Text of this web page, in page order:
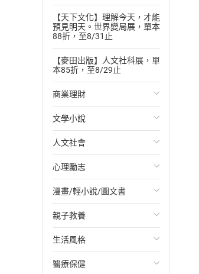
【天下文化】理解今天，才能
預見明天。世界變局展，單本
88折，至8/31止
【麥田出版】人文社科展，單
本85折，至8/29止
商業理財
投資理財
經濟/趨勢
財務/金融
管理/領導
職場工作術
成功法
行銷/廣告
文學小說
歐美文學
日本文學
韓國文學
華文文學
經典文學
成長/家庭生活小說
人文社會
國際關係
政治
社會科學
台灣/中國歷史
日/韓歷史
心理勵志
心靈成長/情緒
人際關係
兩性關係
心理學
漫畫/輕小說/圖文書
輕小說
奇幻/科幻
愛情故事
親子教養
教育現場
兒童文學/故事
生活風格
飲食/食譜
醫療保健